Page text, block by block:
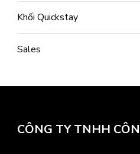
Khối Quickstay
Sales
CÔNG TY TNHH